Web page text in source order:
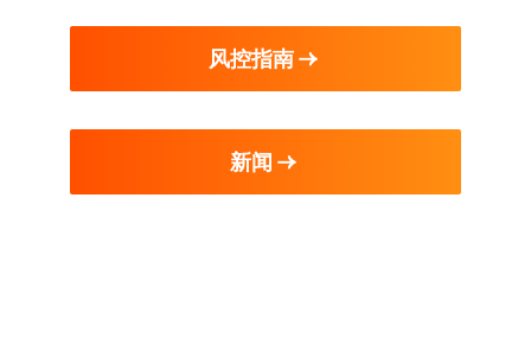
风控指南
新闻